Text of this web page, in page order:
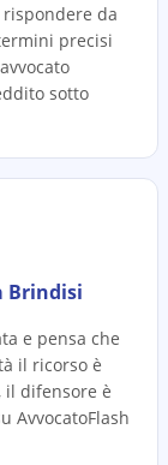
da
precisi
sotto
Brindisi
e pensa che
il ricorso è
il difensore è
AvvocatoFlash